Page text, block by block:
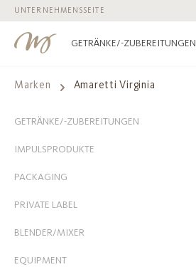
Hauptinhalt springen
Zur Suche springen
Zur Hauptnavigation springen
UNTERNEHMENSSEITE
GETRÄNKE/-ZUBEREITUNGEN
Marken Amaretti Virginia
GETRÄNKE/-ZUBEREITUNGEN
IMPULSPRODUKTE
PACKAGING
PRIVATE LABEL
BLENDER/MIXER
EQUIPMENT